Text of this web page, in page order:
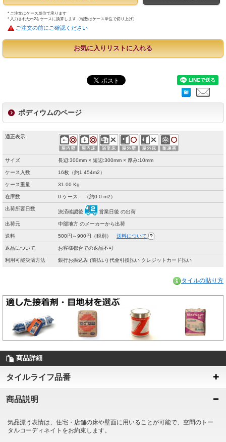
* ご注文はケース単位で承ります
* 入力されたm2をケースに換算します（端数はケース単位で切り上げ）
ご注文の前にご確認ください
お気に入りリストに入れる
ポディウムのページ
適正表示
サイズ 長辺:300mm × 短辺:300mm × 厚み:10mm
ケース入数 16枚（約1.454m2）
ケース重量 31.00 Kg
在庫数 0 ケース （約0.0 m2）
出荷所要日数
決済確認後 営業日後 の出荷
出荷元 中部地方 のメーカーから出荷
送料 500円～900円（税別） 送料について
返品について お客様都合での返品不可
利用可能決済方法 銀行お振込み (前払い) 代金引換払い クレジットカード払い
タイルの貼り方
商品詳細
タイルライフ品番
商品説明
気品漂う表情は、住宅・店舗の床や壁面に用いることが可能で、空間のトー
タルコーディネイトをお約束します。